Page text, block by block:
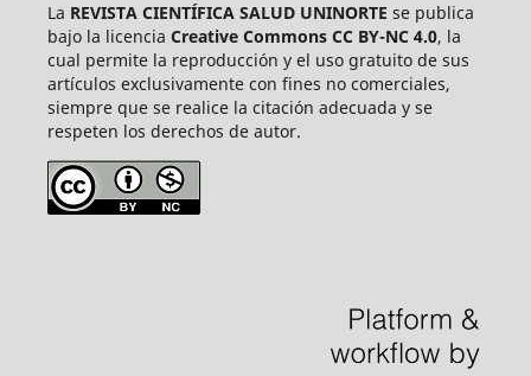
La REVISTA CIENTÍFICA SALUD UNINORTE se publica
bajo la licencia Creative Commons CC BY-NC 4.0, la
cual permite la reproducción y el uso gratuito de sus
artículos exclusivamente con fines no comerciales,
siempre que se realice la citación adecuada y se
respeten los derechos de autor.